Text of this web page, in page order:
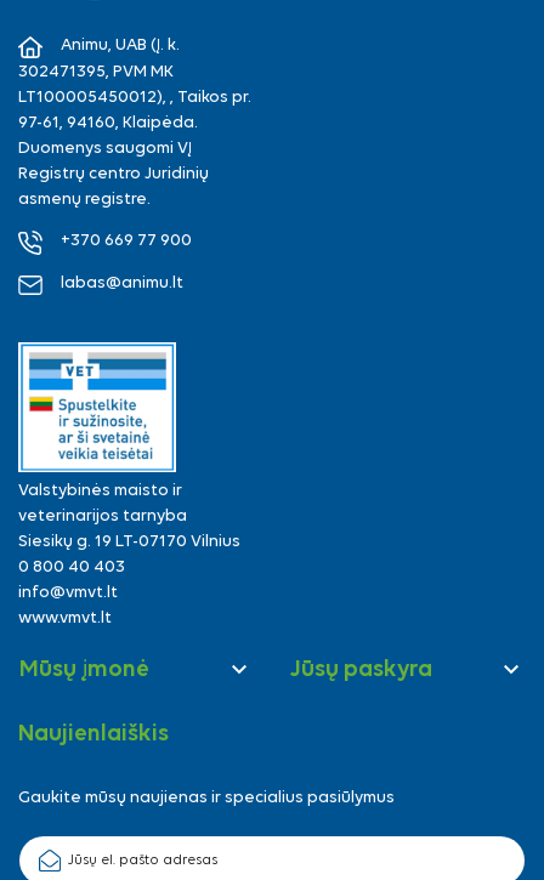
Animu, UAB (Į. k.
302471395, PVM MK
LT100005450012), , Taikos pr.
97-61, 94160, Klaipėda.
Duomenys saugomi VĮ
Registrų centro Juridinių
asmenų registre.
+370 669 77 900
labas@animu.lt
Valstybinės maisto ir
veterinarijos tarnyba
Siesikų g. 19 LT-07170 Vilnius
0 800 40 403
info@vmvt.lt
www.vmvt.lt
Mūsų įmonė  Jūsų paskyra 
Naujienlaiškis
Gaukite mūsų naujienas ir specialius pasiūlymus